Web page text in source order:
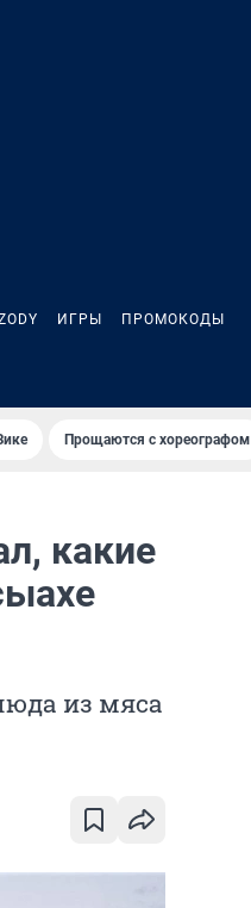
ИГРЫ ПРОМОКОДЫ
Прощаются с хореографом
какие
из мяса